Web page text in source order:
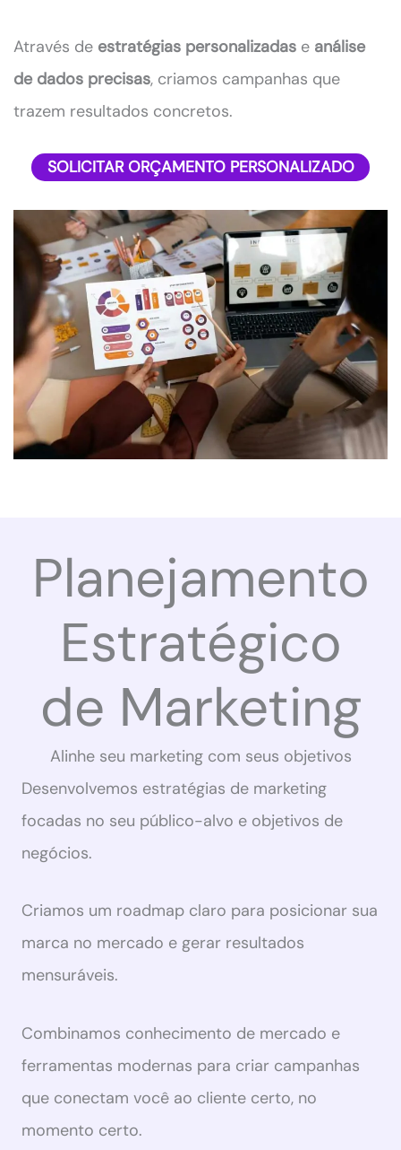
Através de estratégias personalizadas e análise
de dados precisas, criamos campanhas que
trazem resultados concretos.
SOLICITAR ORÇAMENTO PERSONALIZADO
Planejamento
Estratégico
de Marketing
Alinhe seu marketing com seus objetivos
Desenvolvemos estratégias de marketing
focadas no seu público-alvo e objetivos de
negócios.
Criamos um roadmap claro para posicionar sua
marca no mercado e gerar resultados
mensuráveis.
Combinamos conhecimento de mercado e
ferramentas modernas para criar campanhas
que conectam você ao cliente certo, no
momento certo.